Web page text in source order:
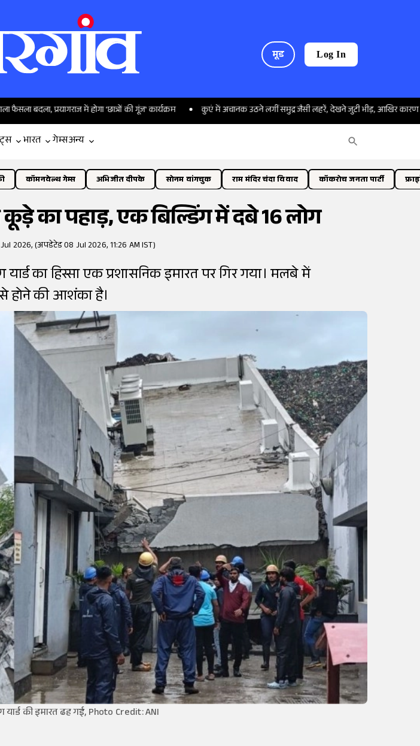
मूड Log In
प्रयागराज में होगा 'छात्रों की गूंज' कार्यक्रम कुएं में अचानक उठने लगीं समुद्र जैसी लहरें, देखने जुटी भीड़, आखिर कारण क्या है?
भारत गेम्सअन्य
कॉमनवेल्थ गेम्स अभिजीत दीपके सोनम वांगचुक राम मंदिर चंदा विवाद कॉकरोच जनता पार्टी
कूड़े का पहाड़, एक बिल्डिंग में दबे 16 लोग
2026, (अपडेटेड 08 Jul 2026, 11:26 AM IST)
का हिस्सा एक प्रशासनिक इमारत पर गिर गया। मलबे में
होने की आशंका है।
की इमारत ढह गई, Photo Credit: ANI